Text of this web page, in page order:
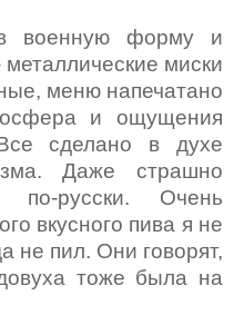
военную форму и
миски
меню напечатано
и ощущения
сделано в духе
Даже страшно
по-русски. Очень
вкусного пива я не
не пил. Они говорят,
тоже была на